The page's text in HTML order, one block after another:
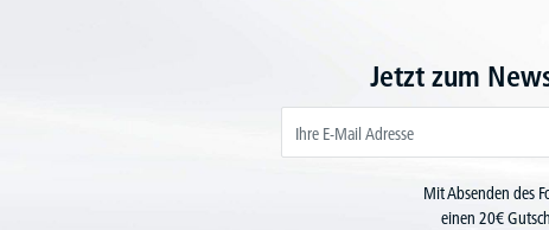
Jetzt zum
Mit Absenden des
einen 20€